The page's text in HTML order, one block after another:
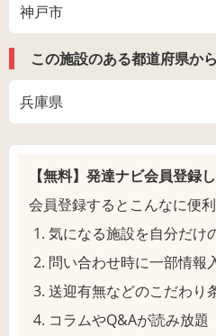
神戸市
この施設のある都道府県か
兵庫県
【無料】発達ナビ会員登録
会員登録するとこんなに便利
気になる施設を自分だけ
問い合わせ時に一部情報
送迎有無などのこだわり
コラムやQ&Aが読み放題